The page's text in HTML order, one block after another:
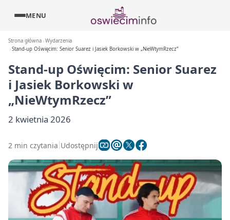
MENU
Strona główna Wydarzenia
Stand-up Oświęcim: Senior Suarez i Jasiek Borkowski w „NieWtymRzecz”
Stand-up Oświęcim: Senior Suarez
i Jasiek Borkowski w
„NieWtymRzecz”
2 kwietnia 2026
2 min czytania Udostępnij